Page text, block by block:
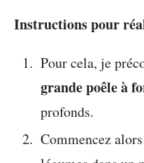
Instructions pour
Pour cela, je
grande poêle à
profonds.
Commencez